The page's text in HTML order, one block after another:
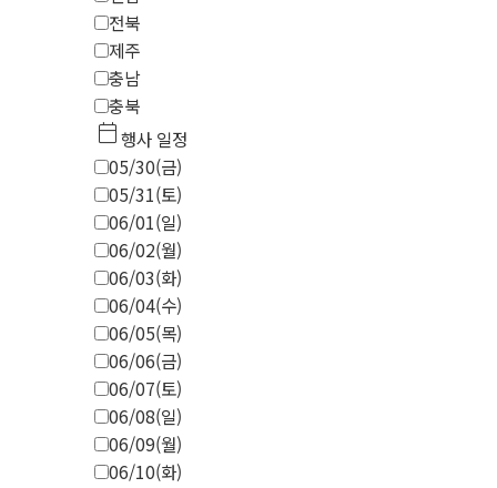
전북
제주
충남
충북
calendar_today행사 일정
05/30(금)
05/31(토)
06/01(일)
06/02(월)
06/03(화)
06/04(수)
06/05(목)
06/06(금)
06/07(토)
06/08(일)
06/09(월)
06/10(화)